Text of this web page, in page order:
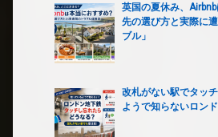
英国の夏休み、
先の選び方と実際に
ブル」
改札がない駅でタッ
ようで知らないロン